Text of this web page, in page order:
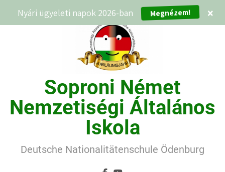
Soproni Német
Nemzetiségi Általános
Iskola
Deutsche Nationalitätenschule Ödenburg
Nyári ügyeleti napok 2026-ban Megnézem! ×